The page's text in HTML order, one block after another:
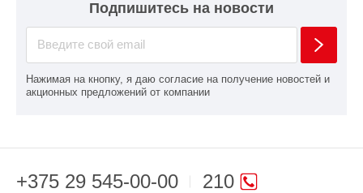
Подпишитесь на новости
Нажимая на кнопку, я даю согласие на получение новостей и
акционных предложений от компании
210
+375 29 545-00-00